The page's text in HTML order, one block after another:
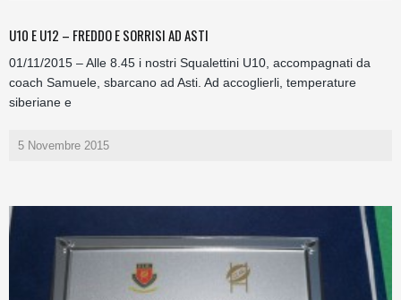
U10 E U12 – FREDDO E SORRISI AD ASTI
01/11/2015 – Alle 8.45 i nostri Squalettini U10, accompagnati da
coach Samuele, sbarcano ad Asti. Ad accoglierli, temperature
siberiane e
5 Novembre 2015